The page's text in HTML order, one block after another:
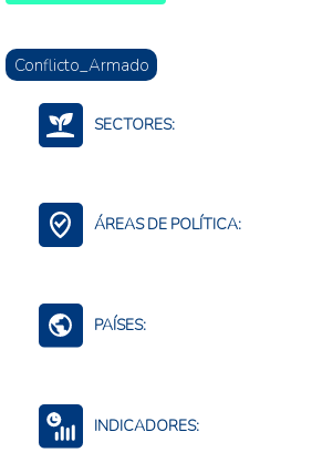
Conflicto_Armado
SECTORES:
ÁREAS DE POLÍTICA:
Comercio Internacional e
PAÍSES:
INDICADORES: